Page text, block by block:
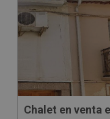
Chalet en venta